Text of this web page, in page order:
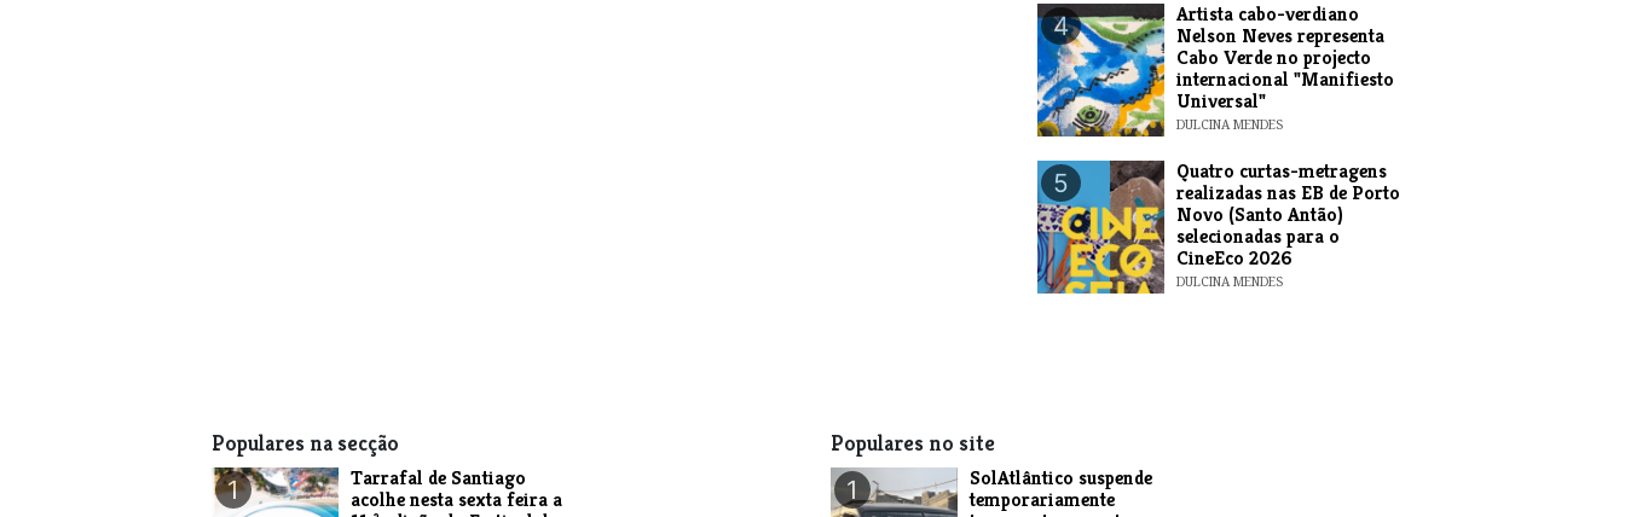
4
​Artista cabo-verdiano
Nelson Neves representa
Cabo Verde no projecto
internacional "Manifiesto
Universal"
DULCINA MENDES
5
​Quatro curtas-metragens
realizadas nas EB de Porto
Novo (Santo Antão)
selecionadas para o
CineEco 2026
DULCINA MENDES
Populares na secção
1
Tarrafal de Santiago
acolhe nesta sexta feira a
Populares no site
1
SolAtlântico suspende
temporariamente